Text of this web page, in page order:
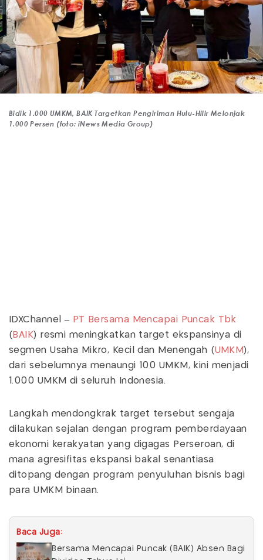
Bidik 1.000 UMKM, BAIK Targetkan Pengiriman Hulu-Hilir Melonjak
1.000 Persen (foto: iNews Media Group)
IDXChannel – PT Bersama Mencapai Puncak Tbk
( BAIK) resmi meningkatkan target ekspansinya di
segmen Usaha Mikro, Kecil dan Menengah (UMKM),
dari sebelumnya menaungi 100 UMKM, kini menjadi
1.000 UMKM di seluruh Indonesia.
Langkah mendongkrak target tersebut sengaja
dilakukan sejalan dengan program pemberdayaan
ekonomi kerakyatan yang digagas Perseroan, di
mana agresifitas ekspansi bakal senantiasa
ditopang dengan program penyuluhan bisnis bagi
para UMKM binaan.
Baca Juga:
Bersama Mencapai Puncak (BAIK) Absen Bagi